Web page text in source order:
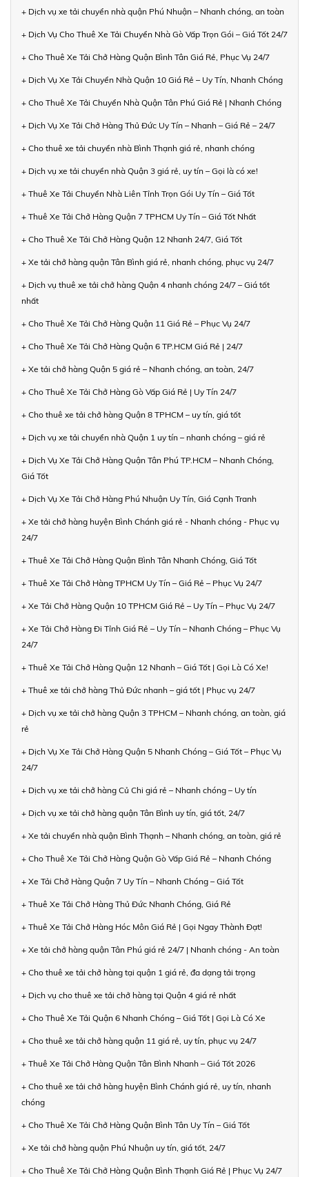
+ Dịch vụ xe tải chuyển nhà quận Phú Nhuận – Nhanh chóng, an toàn
+ Dịch Vụ Cho Thuê Xe Tải Chuyển Nhà Gò Vấp Trọn Gói – Giá Tốt 24/7
+ Cho Thuê Xe Tải Chở Hàng Quận Bình Tân Giá Rẻ, Phục Vụ 24/7
+ Dịch Vụ Xe Tải Chuyển Nhà Quận 10 Giá Rẻ – Uy Tín, Nhanh Chóng
+ Cho Thuê Xe Tải Chuyển Nhà Quận Tân Phú Giá Rẻ | Nhanh Chóng
+ Dịch Vụ Xe Tải Chở Hàng Thủ Đức Uy Tín – Nhanh – Giá Rẻ – 24/7
+ Cho thuê xe tải chuyển nhà Bình Thạnh giá rẻ, nhanh chóng
+ Dịch vụ xe tải chuyển nhà Quận 3 giá rẻ, uy tín – Gọi là có xe!
+ Thuê Xe Tải Chuyển Nhà Liên Tỉnh Trọn Gói Uy Tín – Giá Tốt
+ Thuê Xe Tải Chở Hàng Quận 7 TPHCM Uy Tín – Giá Tốt Nhất
+ Cho Thuê Xe Tải Chở Hàng Quận 12 Nhanh 24/7, Giá Tốt
+ Xe tải chở hàng quận Tân Bình giá rẻ, nhanh chóng, phục vụ 24/7
+ Dịch vụ thuê xe tải chở hàng Quận 4 nhanh chóng 24/7 – Giá tốt
nhất
+ Cho Thuê Xe Tải Chở Hàng Quận 11 Giá Rẻ – Phục Vụ 24/7
+ Cho Thuê Xe Tải Chở Hàng Quận 6 TP.HCM Giá Rẻ | 24/7
+ Xe tải chở hàng Quận 5 giá rẻ – Nhanh chóng, an toàn, 24/7
+ Cho Thuê Xe Tải Chở Hàng Gò Vấp Giá Rẻ | Uy Tín 24/7
+ Cho thuê xe tải chở hàng Quận 8 TPHCM – uy tín, giá tốt
+ Dịch vụ xe tải chuyển nhà Quận 1 uy tín – nhanh chóng – giá rẻ
+ Dịch Vụ Xe Tải Chở Hàng Quận Tân Phú TP.HCM – Nhanh Chóng,
Giá Tốt
+ Dịch Vụ Xe Tải Chở Hàng Phú Nhuận Uy Tín, Giá Cạnh Tranh
+ Xe tải chở hàng huyện Bình Chánh giá rẻ - Nhanh chóng - Phục vụ
24/7
+ Thuê Xe Tải Chở Hàng Quận Bình Tân Nhanh Chóng, Giá Tốt
+ Thuê Xe Tải Chở Hàng TPHCM Uy Tín – Giá Rẻ – Phục Vụ 24/7
+ Xe Tải Chở Hàng Quận 10 TPHCM Giá Rẻ – Uy Tín – Phục Vụ 24/7
+ Xe Tải Chở Hàng Đi Tỉnh Giá Rẻ – Uy Tín – Nhanh Chóng – Phục Vụ
24/7
+ Thuê Xe Tải Chở Hàng Quận 12 Nhanh – Giá Tốt | Gọi Là Có Xe!
+ Thuê xe tải chở hàng Thủ Đức nhanh – giá tốt | Phục vụ 24/7
+ Dịch vụ xe tải chở hàng Quận 3 TPHCM – Nhanh chóng, an toàn, giá
rẻ
+ Dịch Vụ Xe Tải Chở Hàng Quận 5 Nhanh Chóng – Giá Tốt – Phục Vụ
24/7
+ Dịch vụ xe tải chở hàng Củ Chi giá rẻ – Nhanh chóng – Uy tín
+ Dịch vụ xe tải chở hàng quận Tân Bình uy tín, giá tốt, 24/7
+ Xe tải chuyển nhà quận Bình Thạnh – Nhanh chóng, an toàn, giá rẻ
+ Cho Thuê Xe Tải Chở Hàng Quận Gò Vấp Giá Rẻ – Nhanh Chóng
+ Xe Tải Chở Hàng Quận 7 Uy Tín – Nhanh Chóng – Giá Tốt
+ Thuê Xe Tải Chở Hàng Thủ Đức Nhanh Chóng, Giá Rẻ
+ Thuê Xe Tải Chở Hàng Hóc Môn Giá Rẻ | Gọi Ngay Thành Đạt!
+ Xe tải chở hàng quận Tân Phú giá rẻ 24/7 | Nhanh chóng - An toàn
+ Cho thuê xe tải chở hàng tại quận 1 giá rẻ, đa dạng tải trọng
+ Dịch vụ cho thuê xe tải chở hàng tại Quận 4 giá rẻ nhất
+ Cho Thuê Xe Tải Quận 6 Nhanh Chóng – Giá Tốt | Gọi Là Có Xe
+ Cho thuê xe tải chở hàng quận 11 giá rẻ, uy tín, phục vụ 24/7
+ Thuê Xe Tải Chở Hàng Quận Tân Bình Nhanh – Giá Tốt 2026
+ Cho thuê xe tải chở hàng huyện Bình Chánh giá rẻ, uy tín, nhanh
chóng
+ Cho Thuê Xe Tải Chở Hàng Quận Bình Tân Uy Tín – Giá Tốt
+ Xe tải chở hàng quận Phú Nhuận uy tín, giá tốt, 24/7
+ Cho Thuê Xe Tải Chở Hàng Quận Bình Thạnh Giá Rẻ | Phục Vụ 24/7